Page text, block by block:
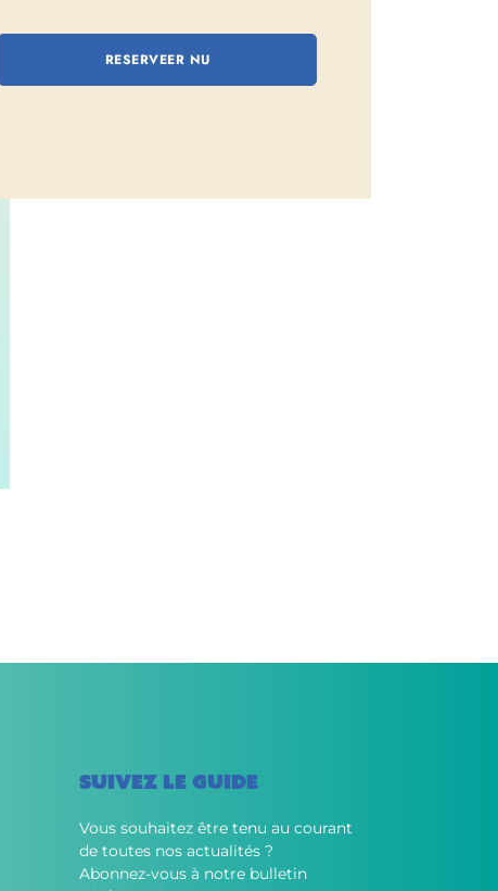
RESERVEER NU
SUIVEZ LE GUIDE
Vous souhaitez être tenu au courant
de toutes nos actualités ?
Abonnez-vous à notre bulletin